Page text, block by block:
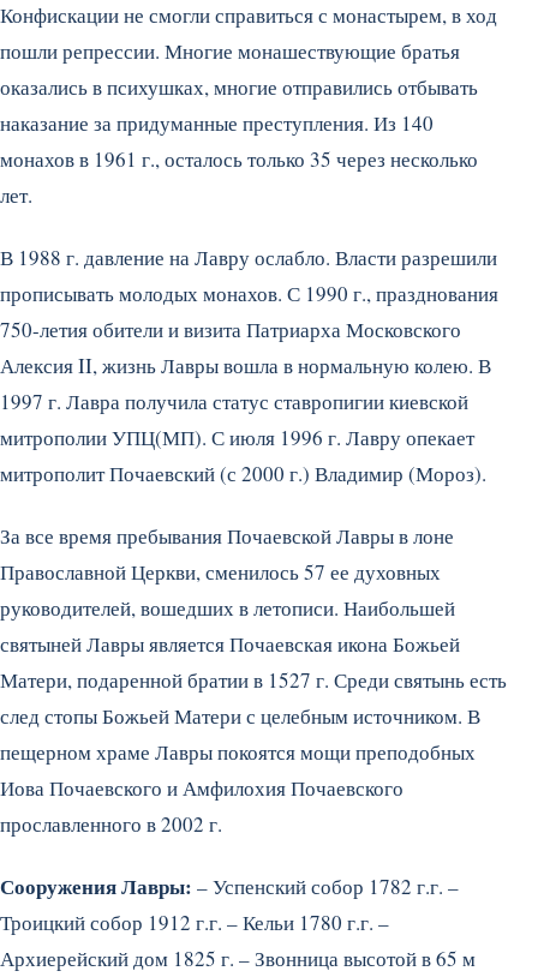
Конфискации не смогли справиться с монастырем, в ход
пошли репрессии. Многие монашествующие братья
оказались в психушках, многие отправились отбывать
наказание за придуманные преступления. Из 140
монахов в 1961 г., осталось только 35 через несколько
лет.
В 1988 г. давление на Лавру ослабло. Власти разрешили
прописывать молодых монахов. С 1990 г., празднования
750-летия обители и визита Патриарха Московского
Алексия II, жизнь Лавры вошла в нормальную колею. В
1997 г. Лавра получила статус ставропигии киевской
митрополии УПЦ(МП). С июля 1996 г. Лавру опекает
митрополит Почаевский (с 2000 г.) Владимир (Мороз).
За все время пребывания Почаевской Лавры в лоне
Православной Церкви, сменилось 57 ее духовных
руководителей, вошедших в летописи. Наибольшей
святыней Лавры является Почаевская икона Божьей
Матери, подаренной братии в 1527 г. Среди святынь есть
след стопы Божьей Матери с целебным источником. В
пещерном храме Лавры покоятся мощи преподобных
Иова Почаевского и Амфилохия Почаевского
прославленного в 2002 г.
Сооружения Лавры: – Успенский собор 1782 г.г. –
Троицкий собор 1912 г.г. – Кельи 1780 г.г. –
Архиерейский дом 1825 г. – Звонница высотой в 65 м